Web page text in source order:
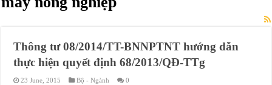
Thông tư 08/2014/TT-BNNPTNT hướng dẫn
thực hiện quyết định 68/2013/QĐ-TTg
23 June, 2015 Bộ - Ngành 0